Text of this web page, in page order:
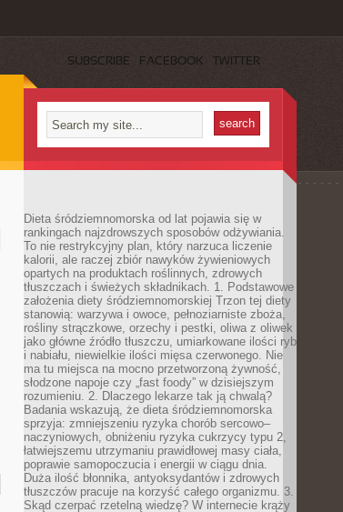
SUBSCRIBE FACEBOOK TWITTER
Dieta śródziemnomorska od lat pojawia się w
rankingach najzdrowszych sposobów odżywiania.
To nie restrykcyjny plan, który narzuca liczenie
kalorii, ale raczej zbiór nawyków żywieniowych
opartych na produktach roślinnych, zdrowych
tłuszczach i świeżych składnikach. 1. Podstawowe
założenia diety śródziemnomorskiej Trzon tej diety
stanowią: warzywa i owoce, pełnoziarniste zboża,
rośliny strączkowe, orzechy i pestki, oliwa z oliwek
jako główne źródło tłuszczu, umiarkowane ilości ryb
i nabiału, niewielkie ilości mięsa czerwonego. Nie
ma tu miejsca na mocno przetworzoną żywność,
słodzone napoje czy „fast foody” w dzisiejszym
rozumieniu. 2. Dlaczego lekarze tak ją chwalą?
Badania wskazują, że dieta śródziemnomorska
sprzyja: zmniejszeniu ryzyka chorób sercowo–
naczyniowych, obniżeniu ryzyka cukrzycy typu 2,
łatwiejszemu utrzymaniu prawidłowej masy ciała,
poprawie samopoczucia i energii w ciągu dnia.
Duża ilość błonnika, antyoksydantów i zdrowych
tłuszczów pracuje na korzyść całego organizmu. 3.
Skąd czerpać rzetelną wiedzę? W internecie krąży